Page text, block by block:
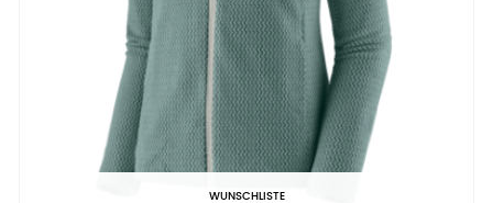
WUNSCHLISTE